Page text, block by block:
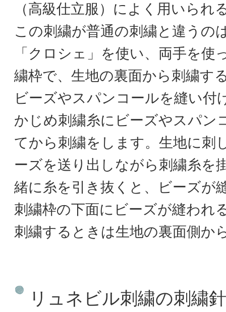
（高級仕立服）によく用いられ
この刺繍が普通の刺繍と違うの
「クロシェ」を使い、両手を使
繍枠で、生地の裏面から刺繍す
ビーズやスパンコールを縫い付
かじめ刺繍糸にビーズやスパン
てから刺繍をします。生地に刺
ーズを送り出しながら刺繍糸を
緒に糸を引き抜くと、ビーズが
刺繍枠の下面にビーズが縫われ
刺繍するときは生地の裏面側か
リュネビル刺繍の刺繍針